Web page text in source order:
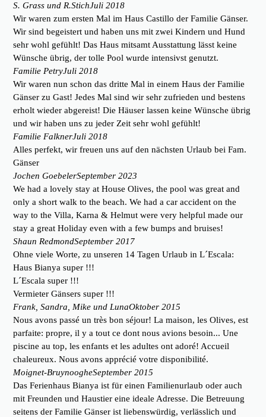
S. Grass und R.StichJuli 2018
Wir waren zum ersten Mal im Haus Castillo der Familie Gänser.
Wir sind begeistert und haben uns mit zwei Kindern und Hund
sehr wohl gefühlt! Das Haus mitsamt Ausstattung lässt keine
Wünsche übrig, der tolle Pool wurde intensivst genutzt.
Familie PetryJuli 2018
Wir waren nun schon das dritte Mal in einem Haus der Familie
Gänser zu Gast! Jedes Mal sind wir sehr zufrieden und bestens
erholt wieder abgereist! Die Häuser lassen keine Wünsche übrig
und wir haben uns zu jeder Zeit sehr wohl gefühlt!
Familie FalknerJuli 2018
Alles perfekt, wir freuen uns auf den nächsten Urlaub bei Fam.
Gänser
Jochen GoebelerSeptember 2023
We had a lovely stay at House Olives, the pool was great and
only a short walk to the beach. We had a car accident on the
way to the Villa, Karna & Helmut were very helpful made our
stay a great Holiday even with a few bumps and bruises!
Shaun RedmondSeptember 2017
Ohne viele Worte, zu unseren 14 Tagen Urlaub in L´Escala:
Haus Bianya super !!!
L´Escala super !!!
Vermieter Gänsers super !!!
Frank, Sandra, Mike und LunaOktober 2015
Nous avons passé un très bon séjour! La maison, les Olives, est
parfaite: propre, il y a tout ce dont nous avions besoin... Une
piscine au top, les enfants et les adultes ont adoré! Accueil
chaleureux. Nous avons apprécié votre disponibilité.
Moignet-BruynoogheSeptember 2015
Das Ferienhaus Bianya ist für einen Familienurlaub oder auch
mit Freunden und Haustier eine ideale Adresse. Die Betreuung
seitens der Familie Gänser ist liebenswürdig, verlässlich und